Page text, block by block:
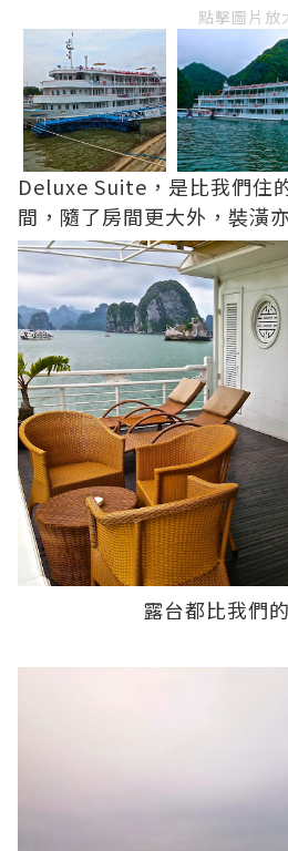
點擊圖片放
Deluxe Suite，是比我們住
間，隨了房間更大外，裝潢
露台都比我們